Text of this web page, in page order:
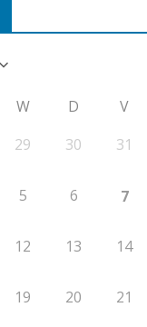
W D V
29 30 31
5 6 7
12 13 14
19 20 21